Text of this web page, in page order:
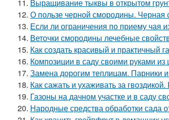
11. Выращивание тыквы в открытом
12. О пользе черной смородины.
13. Если ли ограничения по приему чая
14. Веточки смородины лечебные
15. Как создать красивый и практичный
16. Композиции в саду своими руками из
17. Замена дорогим теплицам. Парники
18. Как сажать и ухаживать за
19. Газоны на дачном участке и в саду
20. Народные средства обработки сада